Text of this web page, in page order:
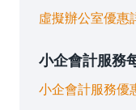
虛擬辦公室優惠
小企會計服務
小企會計服務優